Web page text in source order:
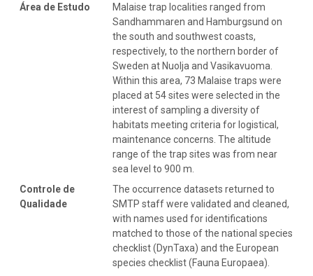
Área de Estudo
Malaise trap localities ranged from
Sandhammaren and Hamburgsund on
the south and southwest coasts,
respectively, to the northern border of
Sweden at Nuolja and Vasikavuoma.
Within this area, 73 Malaise traps were
placed at 54 sites were selected in the
interest of sampling a diversity of
habitats meeting criteria for logistical,
maintenance concerns. The altitude
range of the trap sites was from near
sea level to 900 m.
Controle de
Qualidade
The occurrence datasets returned to
SMTP staff were validated and cleaned,
with names used for identifications
matched to those of the national species
checklist (DynTaxa) and the European
species checklist (Fauna Europaea).